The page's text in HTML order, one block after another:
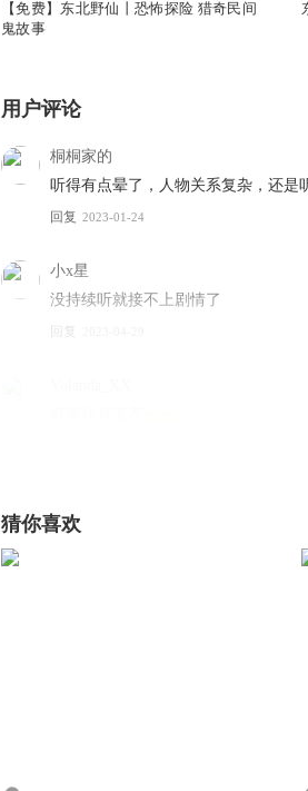
【免费】东北野仙丨恐怖探险 猎奇民间
鬼故事
用户评论
桐桐家的
听得有点晕了，人物关系复杂，还是
回复 2023-01-24
小x星
没持续听就接不上剧情了
回复
建议出纸质版
猜你喜欢